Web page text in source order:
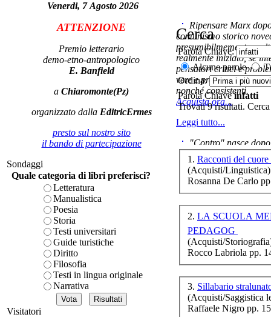
Il
Venerdi, 7 Agosto 2026
ATTENZIONE
Premio letterario
demo-etno-antropologico
E. Banfield
a Chiaromonte(Pz)
organizzato dalla EditricErmes
presto sul nostro sito
il bando di partecipazione
Sondaggi
Quale categoria di libri preferisci?
Letteratura
Manualistica
Poesia
Storia
Testi universitari
Guide turistiche
Diritto
Filosofia
Testi in lingua originale
Narrativa
Visitatori
Ripensare Marx
comunismo storico
presumibilmemente
realmente iniziato, se
pensatori critici e
vere e proprie correnti
nonché consistenti.
Acquista ora...
Leggi tutto...
"Contro" nasce
cominciato con la
ripensaremarx. i saggi
questa collaborazione
è teorica, sempre però
presente fase.
Acquista ora...
A feed could not be
http://www.lastampa.it/
Cerca
Parola Chiave:
Alcune parole
Ordina:
Parola Chiaveinfatti
Trovati 9 risultati.
1.
(Acquisti/Linguistica)
Rosanna De Carlo
2. LA SCUOLA MEDIA
PEDAGOG
(Acquisti/
Rocco Labriola pp.
3. Sillabario
(Acquisti/Saggistica
Raffaele Nigro pp.